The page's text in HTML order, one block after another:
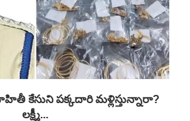
కేసుని పక్కదారి మళ్లిస్తున్నారా?
లక్ష్మీ...